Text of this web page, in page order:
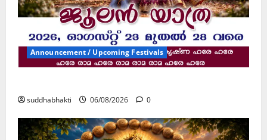
Announcement / Upcoming Festivals
suddhabhakti 06/08/2026 0